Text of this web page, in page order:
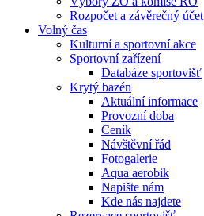
Rozpočet a závěrečný účet
Volný čas
Kulturní a sportovní akce
Sportovní zařízení
Databáze sportovišť
Krytý bazén
Aktuální informace
Provozní doba
Ceník
Návštěvní řád
Fotogalerie
Aqua aerobik
Napište nám
Kde nás najdete